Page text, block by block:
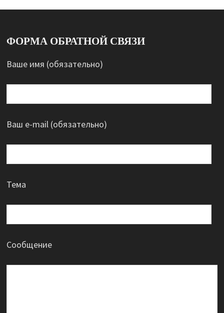
ФОРМА ОБРАТНОЙ СВЯЗИ
Ваше имя (обязательно)
Ваш e-mail (обязательно)
Тема
Сообщение